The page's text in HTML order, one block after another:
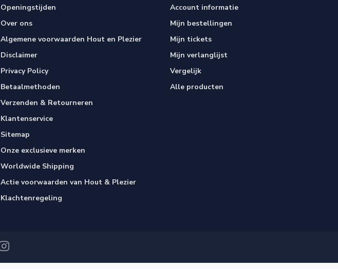
Openingstijden
Over ons
Algemene voorwaarden Hout en Plezier
Disclaimer
Privacy Policy
Betaalmethoden
Verzenden & Retourneren
Klantenservice
Sitemap
Onze exclusieve merken
Worldwide Shipping
Actie voorwaarden van Hout & Plezier
Klachtenregeling
Account informatie
Mijn bestellingen
Mijn tickets
Mijn verlanglijst
Vergelijk
Alle producten